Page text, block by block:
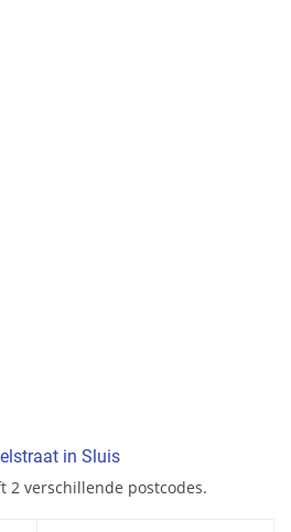
in Sluis
2 verschillende postcodes.